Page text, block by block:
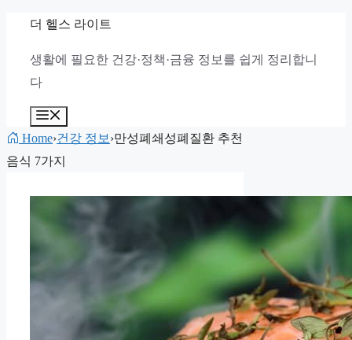
너
뛰
더 헬스 라이트
생활에 필요한 건강·정책·금융 정보를 쉽게 정리합니
다
뉴
Home›건강 정보 ›만성폐쇄성폐질환 추천
음식 7가지